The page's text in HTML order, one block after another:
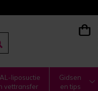
liposuctie
vettransfer
Gidsen
en tips